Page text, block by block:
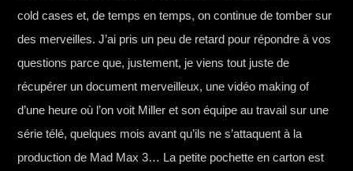
cold cases et, de temps en temps, on continue de tomber sur
des merveilles. J’ai pris un peu de retard pour répondre à vos
questions parce que, justement, je viens tout juste de
récupérer un document merveilleux, une vidéo making of
d’une heure où l’on voit Miller et son équipe au travail sur une
série télé, quelques mois avant qu’ils ne s’attaquent à la
production de Mad Max 3… La petite pochette en carton est